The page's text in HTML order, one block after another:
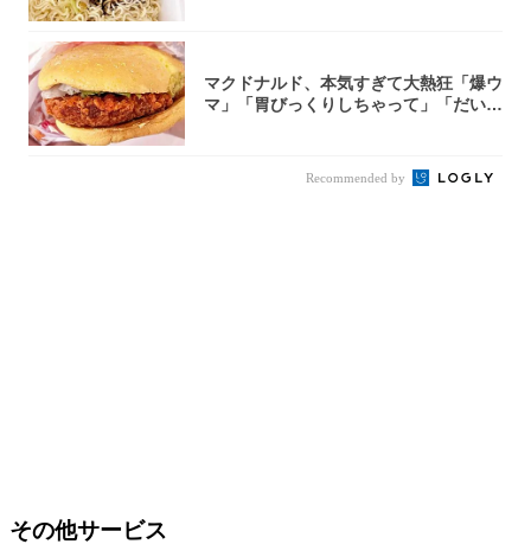
マクドナルド、本気すぎて大熱狂「爆ウ
マ」「胃びっくりしちゃって」「だいぶ
Recommended by
その他サービス